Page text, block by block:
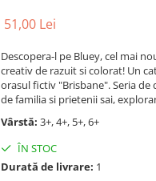
51,00 Lei
Descopera-l pe Bluey, cel mai
creativ de razuit si colorat! Un
orasul fictiv "Brisbane". Seria
de familia si prietenii sai,
Vârstă: 3+, 4+, 5+, 6+
ÎN STOC
Durată de livrare: 1